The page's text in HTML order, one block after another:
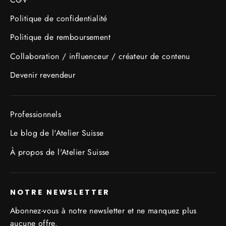
Politique de confidentialité
Politique de remboursement
Collaboration / influenceur / créateur de contenu
Devenir revendeur
Professionnels
Le blog de l'Atelier Suisse
À propos de l'Atelier Suisse
NOTRE NEWSLETTER
Abonnez-vous à notre newsletter et ne manquez plus
aucune offre.